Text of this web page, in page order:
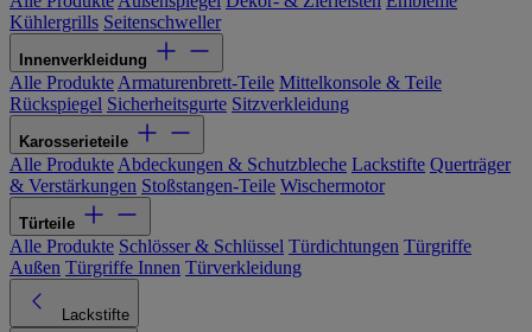
Kühlergrills Seitenschweller
Innenverkleidung
Alle Produkte Armaturenbrett-Teile Mittelkonsole & Teile
Rückspiegel Sicherheitsgurte Sitzverkleidung
Karosserieteile
Alle Produkte Abdeckungen & Schutzbleche Lackstifte Querträger
& Verstärkungen Stoßstangen-Teile Wischermotor
Türteile
Alle Produkte Schlösser & Schlüssel Türdichtungen Türgriffe
Außen Türgriffe Innen Türverkleidung
Lackstifte